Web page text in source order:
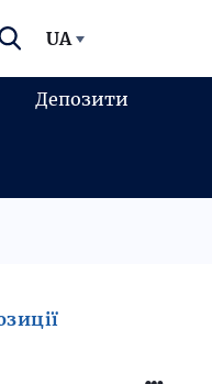
UA
Депозити